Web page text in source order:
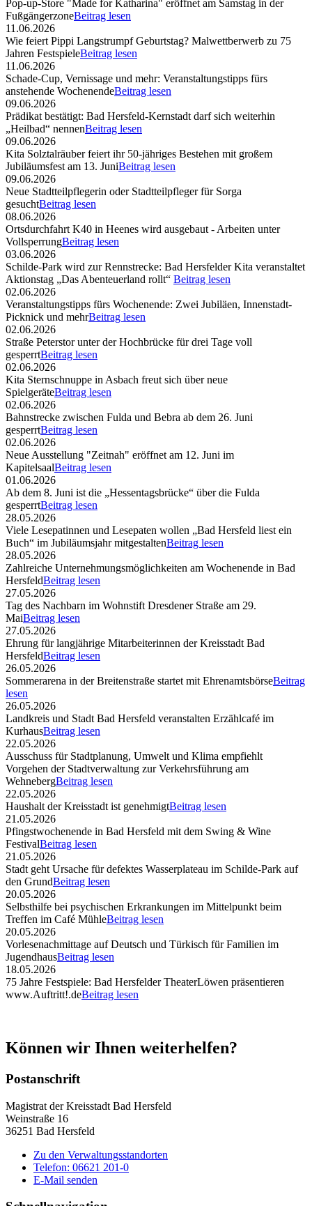
Pop-up-Store "Made for Katharina" eröffnet am Samstag in der
FußgängerzoneBeitrag lesen
11.06.2026
Wie feiert Pippi Langstrumpf Geburtstag? Malwettberwerb zu 75
Jahren FestspieleBeitrag lesen
11.06.2026
Schade-Cup, Vernissage und mehr: Veranstaltungstipps fürs
anstehende WochenendeBeitrag lesen
09.06.2026
Prädikat bestätigt: Bad Hersfeld-Kernstadt darf sich weiterhin
„Heilbad“ nennenBeitrag lesen
09.06.2026
Kita Solztalräuber feiert ihr 50-jähriges Bestehen mit großem
Jubiläumsfest am 13. JuniBeitrag lesen
09.06.2026
Neue Stadtteilpflegerin oder Stadtteilpfleger für Sorga
gesuchtBeitrag lesen
08.06.2026
Ortsdurchfahrt K40 in Heenes wird ausgebaut - Arbeiten unter
VollsperrungBeitrag lesen
03.06.2026
Schilde-Park wird zur Rennstrecke: Bad Hersfelder Kita veranstaltet
Aktionstag „Das Abenteuerland rollt“ Beitrag lesen
02.06.2026
Veranstaltungstipps fürs Wochenende: Zwei Jubiläen, Innenstadt-
Picknick und mehrBeitrag lesen
02.06.2026
Straße Peterstor unter der Hochbrücke für drei Tage voll
gesperrtBeitrag lesen
02.06.2026
Kita Sternschnuppe in Asbach freut sich über neue
SpielgeräteBeitrag lesen
02.06.2026
Bahnstrecke zwischen Fulda und Bebra ab dem 26. Juni
gesperrtBeitrag lesen
02.06.2026
Neue Ausstellung "Zeitnah" eröffnet am 12. Juni im
KapitelsaalBeitrag lesen
01.06.2026
Ab dem 8. Juni ist die „Hessentagsbrücke“ über die Fulda
gesperrtBeitrag lesen
28.05.2026
Viele Lesepatinnen und Lesepaten wollen „Bad Hersfeld liest ein
Buch“ im Jubiläumsjahr mitgestaltenBeitrag lesen
28.05.2026
Zahlreiche Unternehmungsmöglichkeiten am Wochenende in Bad
HersfeldBeitrag lesen
27.05.2026
Tag des Nachbarn im Wohnstift Dresdener Straße am 29.
MaiBeitrag lesen
27.05.2026
Ehrung für langjährige Mitarbeiterinnen der Kreisstadt Bad
HersfeldBeitrag lesen
26.05.2026
Sommerarena in der Breitenstraße startet mit EhrenamtsbörseBeitrag
lesen
26.05.2026
Landkreis und Stadt Bad Hersfeld veranstalten Erzählcafé im
KurhausBeitrag lesen
22.05.2026
Ausschuss für Stadtplanung, Umwelt und Klima empfiehlt
Vorgehen der Stadtverwaltung zur Verkehrsführung am
WehnebergBeitrag lesen
22.05.2026
Haushalt der Kreisstadt ist genehmigtBeitrag lesen
21.05.2026
Pfingstwochenende in Bad Hersfeld mit dem Swing & Wine
FestivalBeitrag lesen
21.05.2026
Stadt geht Ursache für defektes Wasserplateau im Schilde-Park auf
den GrundBeitrag lesen
20.05.2026
Selbsthilfe bei psychischen Erkrankungen im Mittelpunkt beim
Treffen im Café MühleBeitrag lesen
20.05.2026
Vorlesenachmittage auf Deutsch und Türkisch für Familien im
JugendhausBeitrag lesen
18.05.2026
75 Jahre Festspiele: Bad Hersfelder TheaterLöwen präsentieren
www.Auftritt!.deBeitrag lesen
Können wir Ihnen weiterhelfen?
Postanschrift
Magistrat der Kreisstadt Bad Hersfeld
Weinstraße 16
36251 Bad Hersfeld
Zu den Verwaltungsstandorten
Telefon: 06621 201-0
E-Mail senden